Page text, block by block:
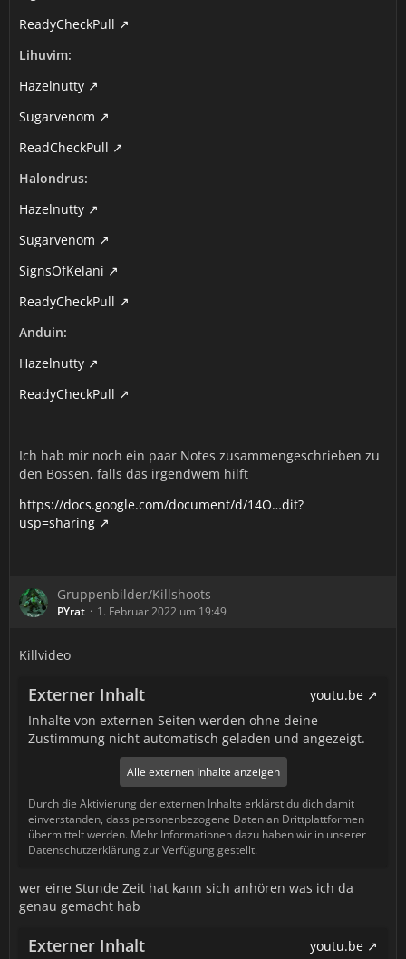
ReadyCheckPull
Lihuvim:
Hazelnutty
Sugarvenom
ReadCheckPull
Halondrus:
Hazelnutty
Sugarvenom
SignsOfKelani
ReadyCheckPull
Anduin:
Hazelnutty
ReadyCheckPull
Ich hab mir noch ein paar Notes zusammengeschrieben zu
den Bossen, falls das irgendwem hilft
https://docs.google.com/document/d/14O…dit?
usp=sharing
Gruppenbilder/Killshoots
PYrat 1. Februar 2022 um 19:49
Killvideo
Externer Inhalt
youtu.be
Inhalte von externen Seiten werden ohne deine
Zustimmung nicht automatisch geladen und angezeigt.
Alle externen Inhalte anzeigen
Durch die Aktivierung der externen Inhalte erklärst du dich damit
einverstanden, dass personenbezogene Daten an Drittplattformen
übermittelt werden. Mehr Informationen dazu haben wir in unserer
Datenschutzerklärung zur Verfügung gestellt.
wer eine Stunde Zeit hat kann sich anhören was ich da
genau gemacht hab
Externer Inhalt youtu.be